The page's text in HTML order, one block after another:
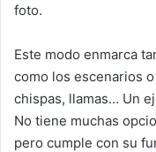
foto.
Este modo enmarca
como los escenarios
chispas, llamas… Un
No tiene muchas
pero cumple con su